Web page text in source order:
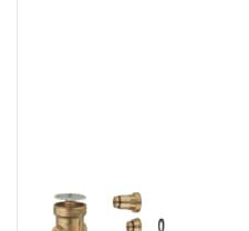
GROHE WATER TECHNOL.
AG& CO.KG